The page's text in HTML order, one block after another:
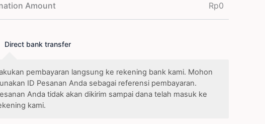
Amount
Rp0
Direct bank transfer
pembayaran langsung ke rekening bank kami. Mohon
ID Pesanan Anda sebagai referensi pembayaran.
Anda tidak akan dikirim sampai dana telah masuk ke
kami.